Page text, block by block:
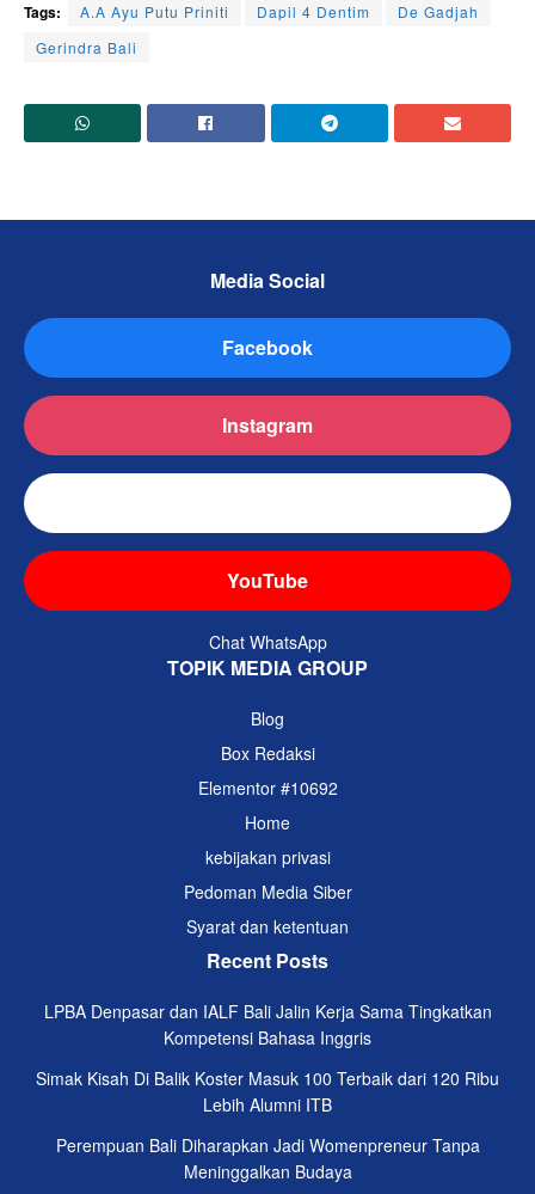
Tags: A.A Ayu Putu Priniti Dapil 4 Dentim
De Gadjah
Gerindra Bali
Media Social
Facebook
Instagram
YouTube
Chat WhatsApp
TOPIK MEDIA GROUP
Blog
Box Redaksi
Elementor #10692
Home
kebijakan privasi
Pedoman Media Siber
Syarat dan ketentuan
Recent Posts
LPBA Denpasar dan IALF Bali Jalin Kerja Sama Tingkatkan
Kompetensi Bahasa Inggris
Simak Kisah Di Balik Koster Masuk 100 Terbaik dari 120 Ribu
Lebih Alumni ITB
Perempuan Bali Diharapkan Jadi Womenpreneur Tanpa
Meninggalkan Budaya